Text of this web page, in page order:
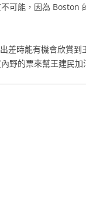
可能，因為 Boston
差時能有機會欣賞到
野的票來幫王建民加